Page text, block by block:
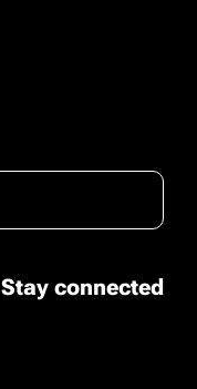
Stay connected